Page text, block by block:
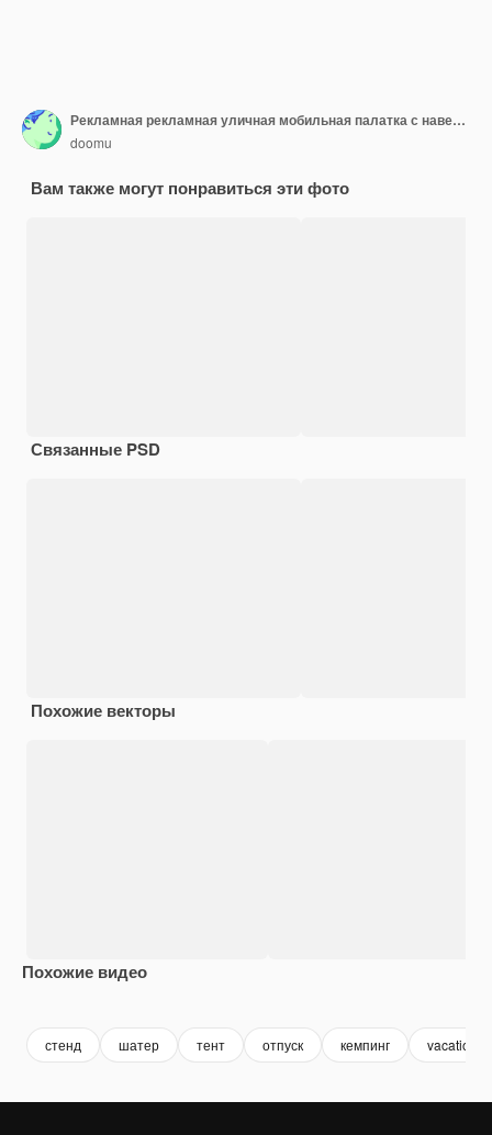
Рекламная рекламная уличная мобильная палатка с навесом на белом фоне. 3d рендеринг
doomu
Вам также могут понравиться эти фото
Связанные PSD
Похожие векторы
Похожие видео
стенд шатер тент отпуск кемпинг vacation